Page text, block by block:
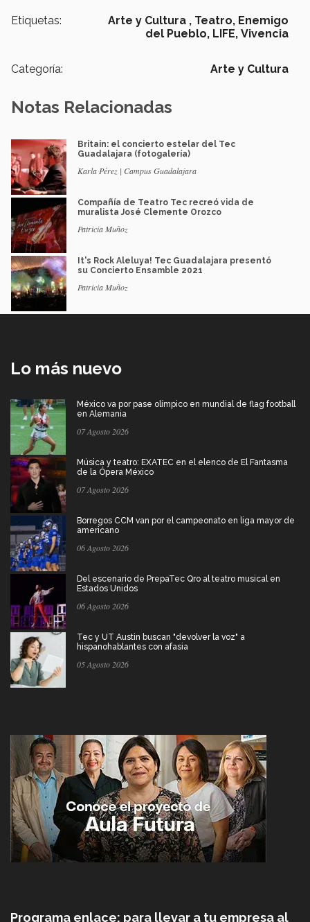
Etiquetas: Arte y Cultura , Teatro, Enemigo
del Pueblo, LIFE, Vivencia
Categoría: Arte y Cultura
Notas Relacionadas
Britain: el concierto estelar del Tec
Guadalajara (fotogalería)
Karla Pérez | Campus Guadalajara
Compañía de Teatro Tec recreó vida de
muralista José Clemente Orozco
Patricia Muñoz
It's Rock Aleluya! Tec Guadalajara presentó
su Concierto Ensamble 2021
Patricia Muñoz
Lo más nuevo
México va por pase olímpico en mundial de flag football
en Alemania
07 Agosto 2026
Música y teatro: EXATEC en el elenco de El Fantasma
de la Ópera México
07 Agosto 2026
Borregos CCM van por el campeonato en liga mayor de
americano
06 Agosto 2026
Del escenario de PrepaTec Qro al teatro musical en
Estados Unidos
06 Agosto 2026
Tec y UT Austin buscan "devolver la voz" a
hispanohablantes con afasia
05 Agosto 2026
Programa enlace: para llevar a tu empresa al